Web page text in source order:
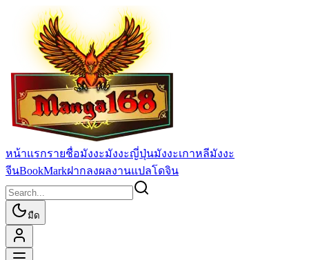
หน้าแรกรายชื่อมังงะมังงะญี่ปุ่นมังงะเกาหลีมังงะ
จีนBookMarkฝากลงผลงานแปลโดจิน
มืด